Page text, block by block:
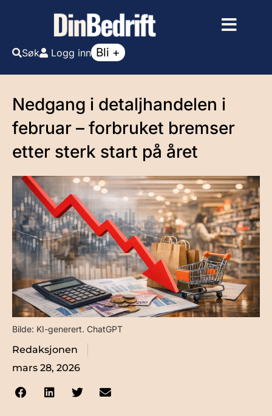
Søk Logg inn Bli +
Nedgang i detaljhandelen i
februar – forbruket bremser
etter sterk start på året
Bilde: KI-generert. ChatGPT
Redaksjonen
mars 28, 2026